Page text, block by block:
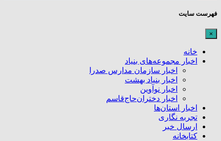
فهرست سایت
×
خانه
اخبار مجموعه‌های بنیاد
اخبار سازمان مدارس صدرا
اخبار بنیاد بهشت
اخبار نوآوین
اخبار دختران‌حاج‌قاسم
اخبار استان‌ها
تجربه نگاری
ارسال خبر
کتابخانه